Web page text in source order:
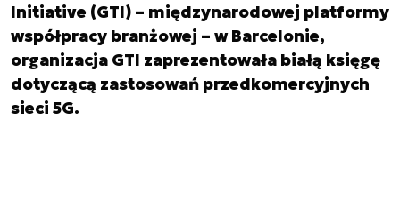
Initiative (GTI) – międzynarodowej platformy
współpracy branżowej – w Barcelonie,
organizacja GTI zaprezentowała białą księgę
dotyczącą zastosowań przedkomercyjnych
sieci 5G.